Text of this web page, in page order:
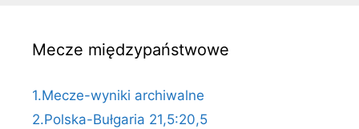
Mecze międzypaństwowe
1.Mecze-wyniki archiwalne
2.Polska-Bułgaria 21,5:20,5